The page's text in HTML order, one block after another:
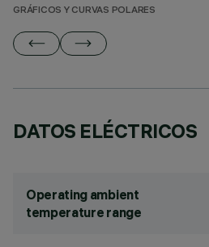
GRÁFICOS Y CURVAS POLARES
DATOS ELÉCTRICOS
Operating ambient
temperature range